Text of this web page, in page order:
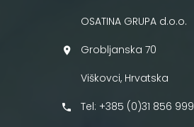
OSATINA GRUPA d.o.o.
Grobljanska 70
Viškovci, Hrvatska
Tel: +385 (0)31 856 999